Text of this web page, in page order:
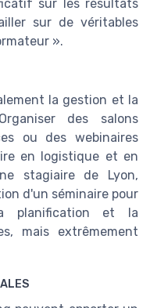
sur les résultats
sur de véritables
».
la gestion et la
des salons
ou des webinaires
en logistique et en
stagiaire de Lyon,
d'un séminaire pour
planification et la
mais extrêmement